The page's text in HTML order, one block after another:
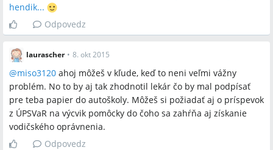
hendik...
Odpovedz
laurascher • 8. okt 2015
@miso3120 ahoj môžeš v kľude, keď to neni veľmi vážny
problém. No to by aj tak zhodnotil lekár čo by mal podpísať
pre teba papier do autoškoly. Môžeš si požiadať aj o príspevok
z ÚPSVaR na výcvik pomôcky do čoho sa zahŕňa aj získanie
vodičského oprávnenia.
Odpovedz